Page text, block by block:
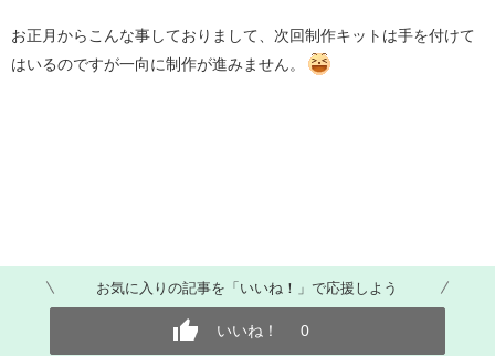
お正月からこんな事しておりまして、次回制作キットは手を付けて
はいるのですが一向に制作が進みません。
お気に入りの記事を「いいね！」で応援しよう
いいね！ 0